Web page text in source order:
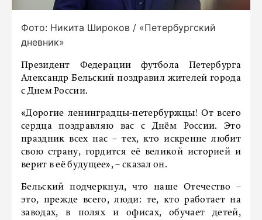
Фото: Никита Широков / «Петербургский
дневник»
Президент Федерации футбола Петербурга
Александр Бельский поздравил жителей города
с Днем России.
«Дорогие ленинградцы-петербуржцы! От всего
сердца поздравляю вас с Днём России. Это
праздник всех нас – тех, кто искренне любит
свою страну, гордится её великой историей и
верит в её будущее», – сказал он.
Бельский подчеркнул, что наше Отечество –
это, прежде всего, люди: те, кто работает на
заводах, в полях и офисах, обучает детей,